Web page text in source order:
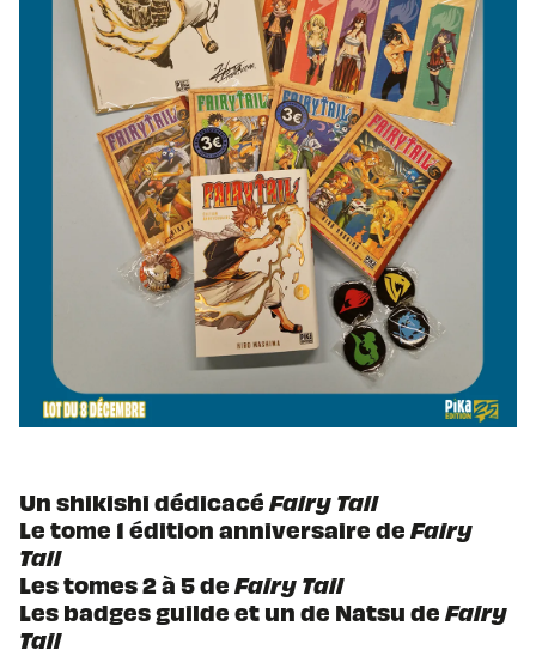
Un shikishi dédicacé Fairy Tail
Le tome 1 édition anniversaire de Fairy
Tail
Les tomes 2 à 5 de Fairy Tail
Les badges guilde et un de Natsu de Fairy
Tail